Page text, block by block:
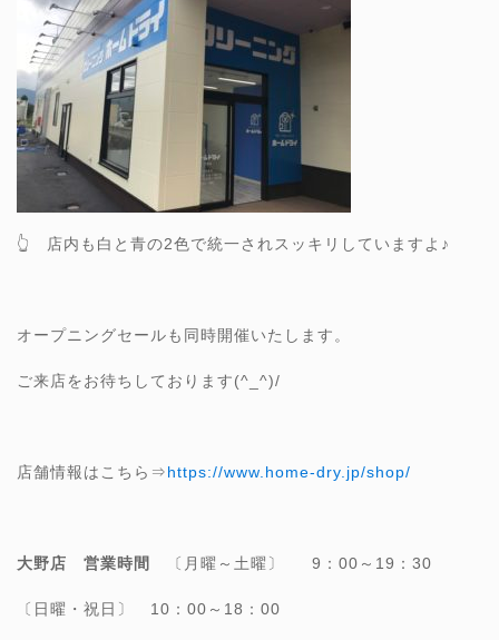
👆 店内も白と青の2色で統一されスッキリしていますよ♪
オープニングセールも同時開催いたします。
ご来店をお待ちしております(^_^)/
店舗情報はこちら⇒https://www.home-dry.jp/shop/
大野店 営業時間 〔月曜～土曜〕 9：00～19：30
〔日曜・祝日〕 10：00～18：00